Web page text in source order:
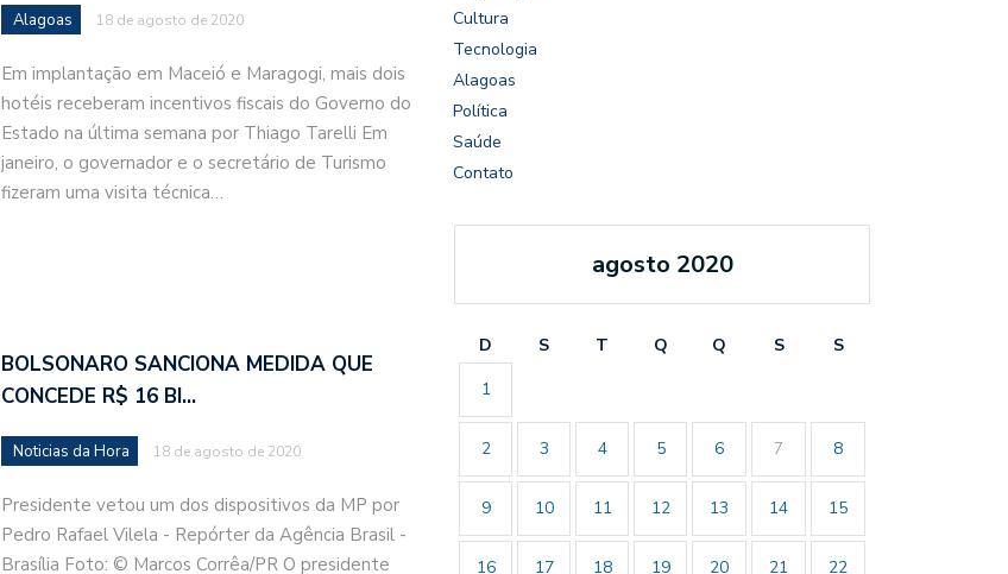
Alagoas 18 de agosto de 2020
Em implantação em Maceió e Maragogi, mais dois
hotéis receberam incentivos fiscais do Governo do
Estado na última semana por Thiago Tarelli Em
janeiro, o governador e o secretário de Turismo
fizeram uma visita técnica…
BOLSONARO SANCIONA MEDIDA QUE
CONCEDE R$ 16 BI…
Noticias da Hora 18 de agosto de 2020
Presidente vetou um dos dispositivos da MP por
Pedro Rafael Vilela - Repórter da Agência Brasil -
Brasília Foto: © Marcos Corrêa/PR O presidente
Cultura
Tecnologia
Alagoas
Política
Saúde
Contato
agosto 2020
D S T Q Q S
S
1
2 3 4 5 6 7 8
9 10 11 12 13 14 15
16 17 18 19 20 21 22